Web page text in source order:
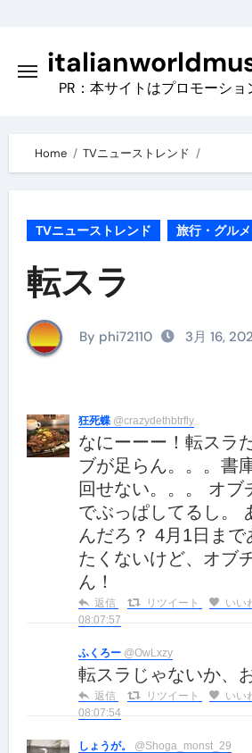
content
PR：本サイトはプロモーシ
Home TVニューストレンド
TVニューストレンド 旅行・グルメ
転スラ
By phi72110 3月 16,
狂死蝶 @crazydethbtrfly
なにーーー！転スラだと？？？ オー
ブが足らん。。。書
回せない。。。 オブ
でぶっぱしてるし。
んだろ？ 4月1日ま
たくないけど、オブ
ん！
返信 リツイート いい
08:07:57
ふくろー @OwLxzy
転スラじゃないか、
返信 リツイート いい
08:07:54
しょうが。 @Shoga_monst_29